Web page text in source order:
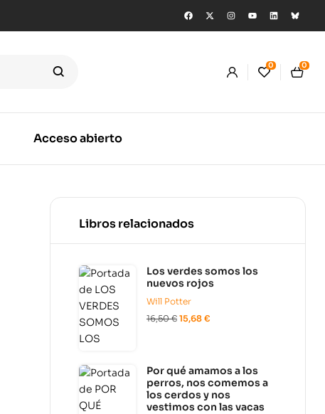
0 0
Acceso abierto
Libros relacionados
Los verdes somos los
nuevos rojos
Will Potter
16,50€ 15,68 €
Por qué amamos a los
perros, nos comemos a
los cerdos y nos
vestimos con las vacas